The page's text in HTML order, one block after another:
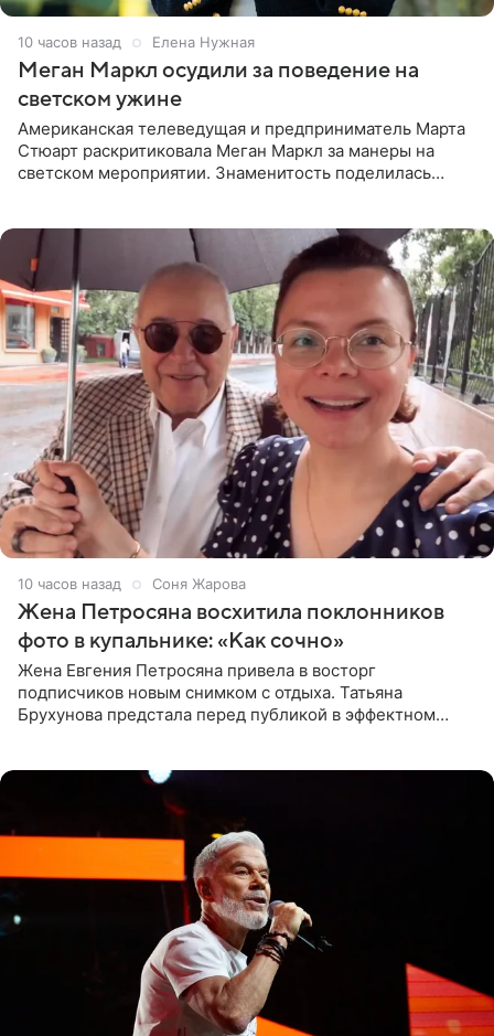
10 часов назад Елена Нужная
Меган Маркл осудили за поведение на
светском ужине
Американская телеведущая и предприниматель Марта
Стюарт раскритиковала Меган Маркл за манеры на
светском мероприятии. Знаменитость поделилась
10 часов назад Соня Жарова
Жена Петросяна восхитила поклонников
фото в купальнике: «Как сочно»
Жена Евгения Петросяна привела в восторг
подписчиков новым снимком с отдыха. Татьяна
Брухунова предстала перед публикой в эффектном